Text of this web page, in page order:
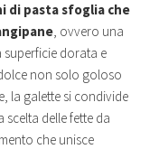
di pasta sfoglia che
, ovvero una
superficie dorata e
non solo goloso
la galette si condivide
delle fette da
che unisce